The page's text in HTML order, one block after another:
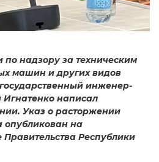
надзору за техническим
машин и других видов
инженер-
Игнатенко написал
Указ о расторжении
опубликован на
Республики